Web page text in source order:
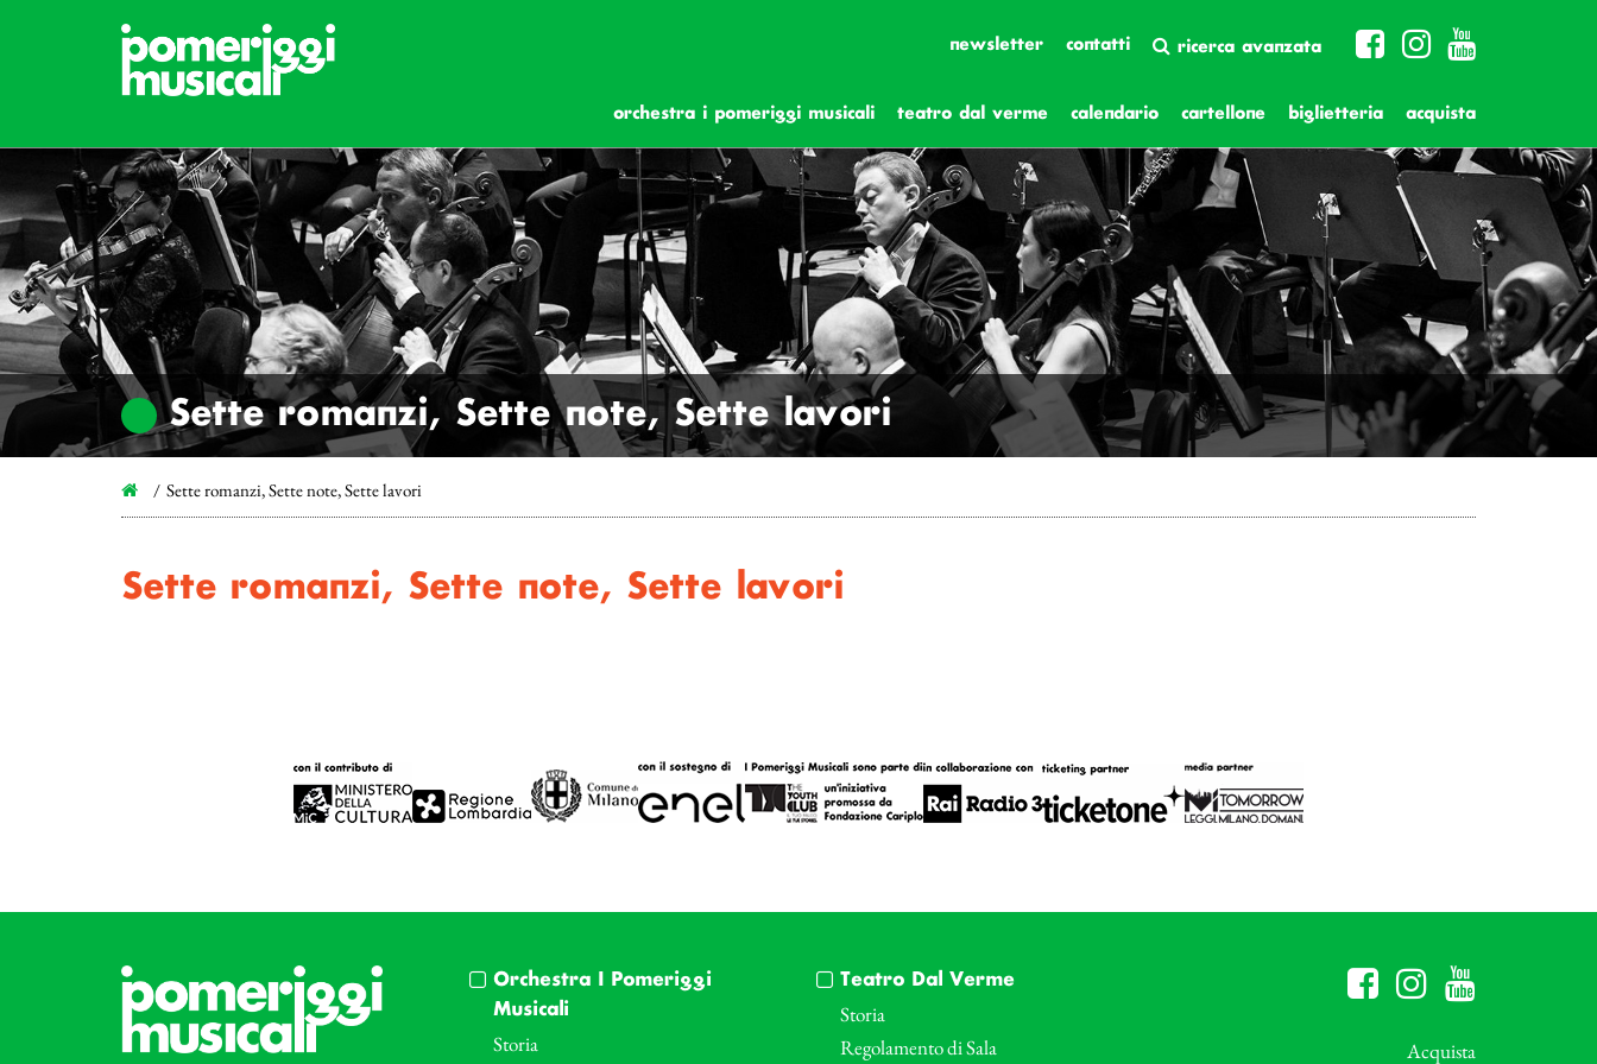
newsletter contatti ricerca avanzata
orchestra i pomeriggi musicali teatro dal verme calendario cartellone biglietteria acquista
Sette romanzi, Sette note, Sette lavori
Sette romanzi, Sette note, Sette lavori
Sette romanzi, Sette note, Sette lavori
Orchestra I Pomeriggi
Musicali
Storia
Teatro Dal Verme
Storia
Regolamento di Sala
Acquista